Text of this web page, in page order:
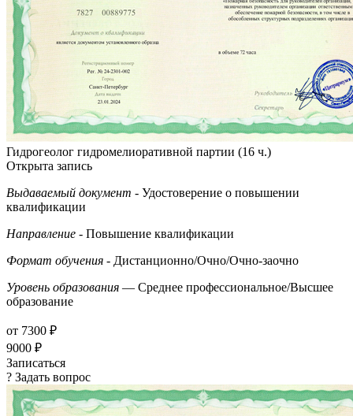
Гидрогеолог гидромелиоративной партии (16 ч.)
Открыта запись
Выдаваемый документ - Удостоверение о повышении
квалификации
Направление - Повышение квалификации
Формат обучения - Дистанционно/Очно/Очно-заочно
Уровень образования — Среднее профессиональное/Высшее
образование
от 7300 ₽
9000 ₽
Записаться
? Задать вопрос